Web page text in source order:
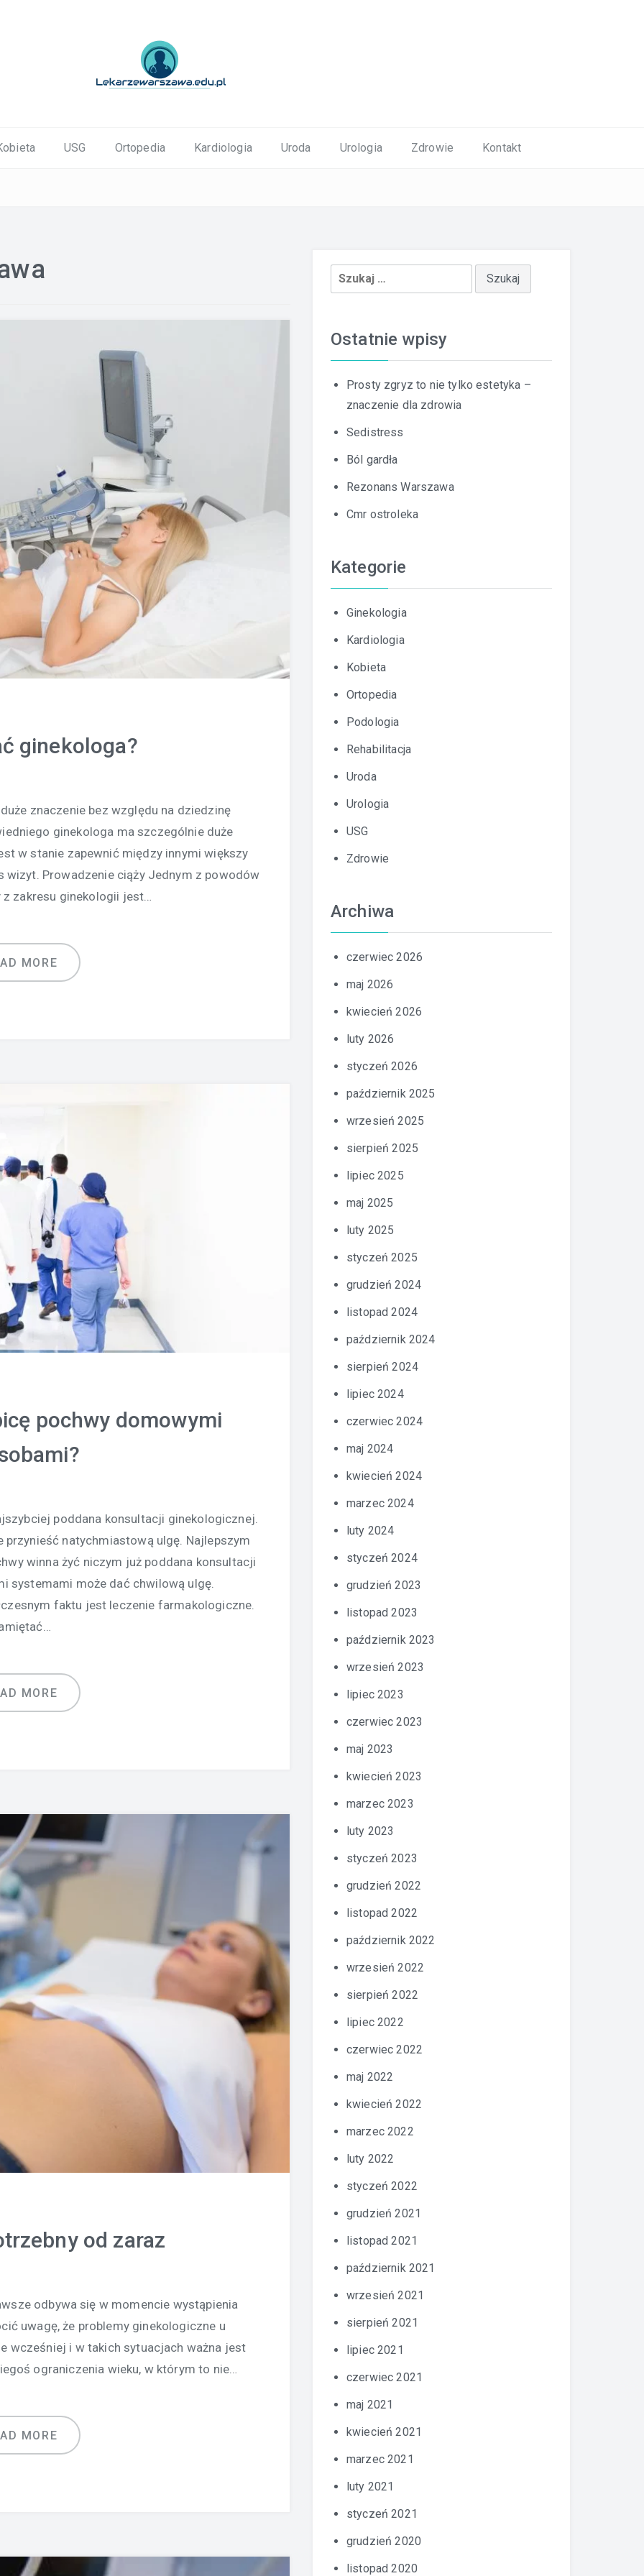
USG Ortopedia Kardiologia Uroda Urologia Zdrowie Kontakt
ginekologa?
znaczenie bez względu na dziedzinę
ginekologa ma szczególnie duże
w stanie zapewnić między innymi większy
Prowadzenie ciąży Jednym z powodów
zakresu ginekologii jest…
MORE
pochwy domowymi
poddana konsultacji ginekologicznej.
natychmiastową ulgę. Najlepszym
winna żyć niczym już poddana konsultacji
systemami może dać chwilową ulgę.
faktu jest leczenie farmakologiczne.
MORE
od zaraz
odbywa się w momencie wystąpienia
uwagę, że problemy ginekologiczne u
wcześniej i w takich sytuacjach ważna jest
ograniczenia wieku, w którym to nie…
MORE
Szukaj:
Ostatnie wpisy
Prosty zgryz to nie tylko estetyka –
znaczenie dla zdrowia
Sedistress
Ból gardła
Rezonans Warszawa
Cmr ostroleka
Kategorie
Ginekologia
Kardiologia
Kobieta
Ortopedia
Podologia
Rehabilitacja
Uroda
Urologia
USG
Zdrowie
Archiwa
czerwiec 2026
maj 2026
kwiecień 2026
luty 2026
styczeń 2026
październik 2025
wrzesień 2025
sierpień 2025
lipiec 2025
maj 2025
luty 2025
styczeń 2025
grudzień 2024
listopad 2024
październik 2024
sierpień 2024
lipiec 2024
czerwiec 2024
maj 2024
kwiecień 2024
marzec 2024
luty 2024
styczeń 2024
grudzień 2023
listopad 2023
październik 2023
wrzesień 2023
lipiec 2023
czerwiec 2023
maj 2023
kwiecień 2023
marzec 2023
luty 2023
styczeń 2023
grudzień 2022
listopad 2022
październik 2022
wrzesień 2022
sierpień 2022
lipiec 2022
czerwiec 2022
maj 2022
kwiecień 2022
marzec 2022
luty 2022
styczeń 2022
grudzień 2021
listopad 2021
październik 2021
wrzesień 2021
sierpień 2021
lipiec 2021
czerwiec 2021
maj 2021
kwiecień 2021
marzec 2021
luty 2021
styczeń 2021
grudzień 2020
listopad 2020